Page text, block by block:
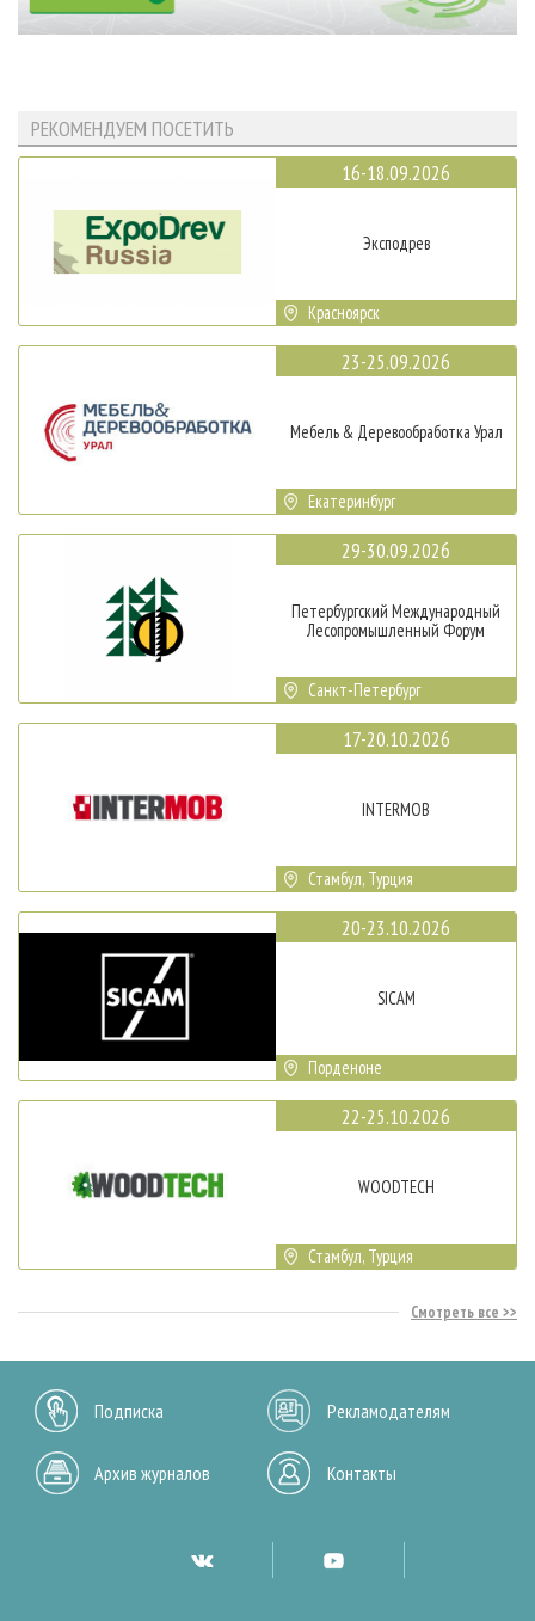
РЕКОМЕНДУЕМ ПОСЕТИТЬ
16-18.09.2026
Эксподрев
Красноярск
23-25.09.2026
Мебель & Деревообработка Урал
Екатеринбург
29-30.09.2026
Петербургский Международный
Лесопромышленный Форум
Санкт-Петербург
17-20.10.2026
INTERMOB
Стамбул, Турция
20-23.10.2026
SICAM
Порденоне
22-25.10.2026
WOODTECH
Стамбул, Турция
Смотреть все
Подписка Рекламодателям
Архив журналов Контакты